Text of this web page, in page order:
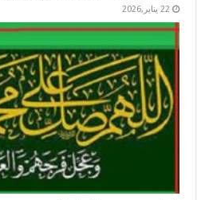
22 يناير,2026